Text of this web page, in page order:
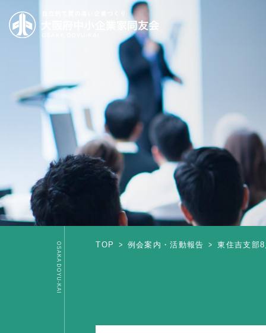
TOP 例会案内・活動報告 東住吉支部
OSAKA DOYU-KAI